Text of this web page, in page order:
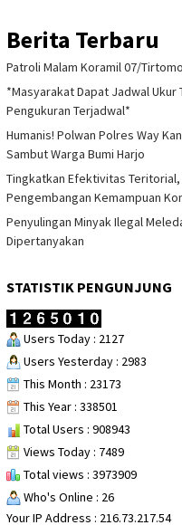
Berita Terbaru
Patroli Malam Koramil 07/
*Masyarakat Dapat Jadwal Ukur
Pengukuran Terjadwal*
Humanis! Polwan Polres Way
Sambut Warga Bumi Harjo
Tingkatkan Efektivitas
Pengembangan Kemampuan
Penyulingan Minyak Ilegal
Dipertanyakan
STATISTIK PENGUNJUNG
Users Today : 2127
Users Yesterday : 2983
This Month : 23173
This Year : 338501
Total Users : 908943
Views Today : 7489
Total views : 3973909
Who's Online : 26
Your IP Address : 216.73.217.54